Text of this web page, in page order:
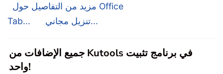
مزيد من التفاصيل حول Office
Tab...
تنزيل مجاني...
جميع الإضافات من Kutools في برنامج تثبيت
واحد!